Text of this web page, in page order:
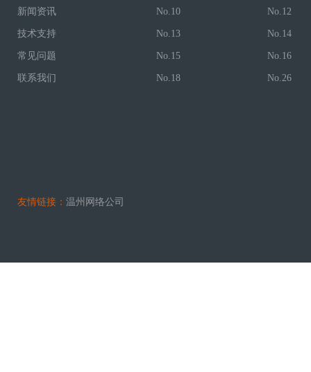
新闻资讯
技术支持
常见问题
联系我们
No.10 No.12
No.13 No.14
No.15 No.16
No.18 No.26
友情链接： 温州网络公司